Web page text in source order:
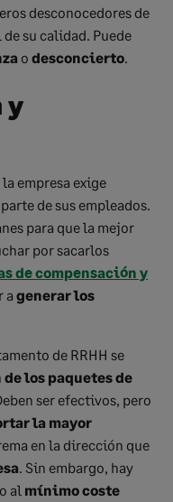
desconocedores de
su calidad. Puede
o desconcierto.
y
empresa exige
de sus empleados.
para que la mejor
por sacarlos
de compensación y
a generar los
de RRHH se
los paquetes de
ser efectivos, pero
la mayor
en la dirección que
. Sin embargo, hay
al mínimo coste